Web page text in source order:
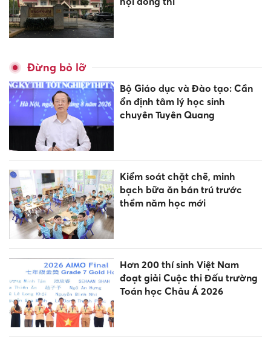
Đừng bỏ lỡ
Bộ Giáo dục và Đào tạo: Cần
ổn định tâm lý học sinh
chuyên Tuyên Quang
Kiểm soát chặt chẽ, minh
bạch bữa ăn bán trú trước
thềm năm học mới
Hơn 200 thí sinh Việt Nam
đoạt giải Cuộc thi Đấu trường
Toán học Châu Á 2026